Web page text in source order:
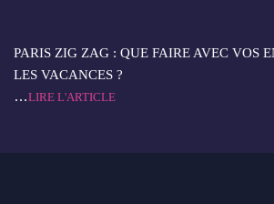
PARIS ZIG ZAG : QUE FAIRE AVEC VOS
LES VACANCES ?
…LIRE L'ARTICLE